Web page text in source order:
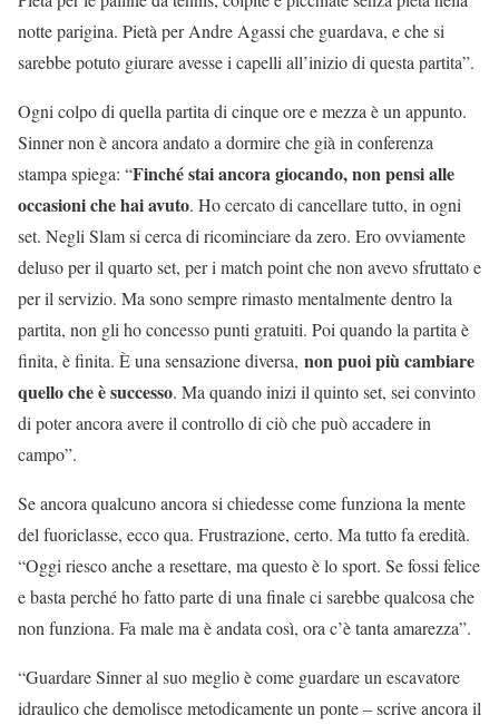
notte parigina. Pietà per Andre Agassi che guardava, e che si
sarebbe potuto giurare avesse i capelli all’inizio di questa partita”.
Ogni colpo di quella partita di cinque ore e mezza è un appunto.
Sinner non è ancora andato a dormire che già in conferenza
stampa spiega: “Finché stai ancora giocando, non pensi alle
occasioni che hai avuto. Ho cercato di cancellare tutto, in ogni
set. Negli Slam si cerca di ricominciare da zero. Ero ovviamente
deluso per il quarto set, per i match point che non avevo sfruttato e
per il servizio. Ma sono sempre rimasto mentalmente dentro la
partita, non gli ho concesso punti gratuiti. Poi quando la partita è
finita, è finita. È una sensazione diversa, non puoi più cambiare
quello che è successo. Ma quando inizi il quinto set, sei convinto
di poter ancora avere il controllo di ciò che può accadere in
campo”.
Se ancora qualcuno ancora si chiedesse come funziona la mente
del fuoriclasse, ecco qua. Frustrazione, certo. Ma tutto fa eredità.
“Oggi riesco anche a resettare, ma questo è lo sport. Se fossi felice
e basta perché ho fatto parte di una finale ci sarebbe qualcosa che
non funziona. Fa male ma è andata così, ora c’è tanta amarezza”.
“Guardare Sinner al suo meglio è come guardare un escavatore
idraulico che demolisce metodicamente un ponte – scrive ancora il